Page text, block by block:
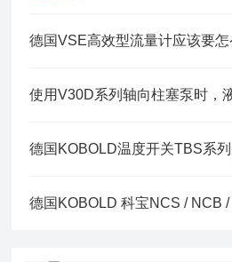
德国VSE高效型流量计应该要怎
德国KOBOLD温度开关TBS系